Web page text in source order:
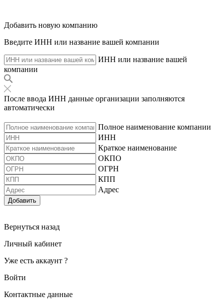
Добавить новую компанию
Введите ИНН или название вашей компании
ИНН или название вашей
компании
После ввода ИНН данные организации заполняются
автоматически
Полное наименование компании
ИНН
Краткое наименование
ОКПО
ОГРН
КПП
Адрес
Добавить
Вернуться назад
Личный кабинет
Уже есть аккаунт ?
Войти
Контактные данные